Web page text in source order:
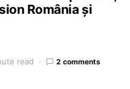
România și
read 2 comments